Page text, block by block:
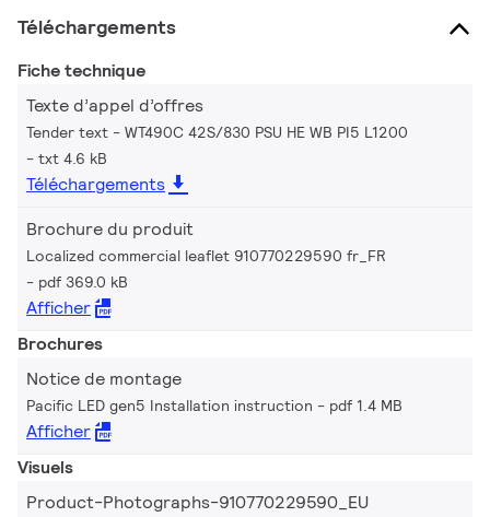
Téléchargements
Fiche technique
Texte d’appel d’offres
Tender text - WT490C 42S/830 PSU HE WB PI5 L1200
txt 4.6 kB
Téléchargements
Brochure du produit
Localized commercial leaflet 910770229590 fr_FR
pdf 369.0 kB
Afficher
Brochures
Notice de montage
Pacific LED gen5 Installation instruction pdf 1.4 MB
Afficher
Visuels
Product-Photographs-910770229590_EU